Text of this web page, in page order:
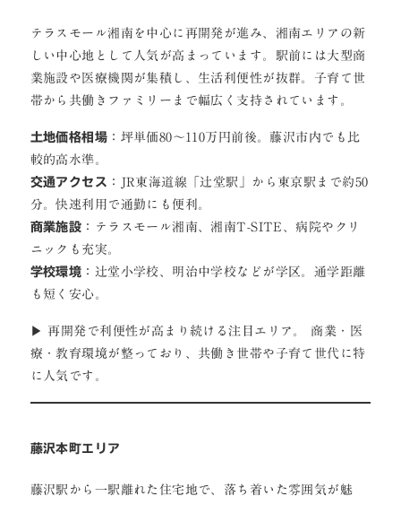
テラスモール湘南を中心に再開発が進み、湘南エリアの新
しい中心地として人気が高まっています。駅前には大型商
業施設や医療機関が集積し、生活利便性が抜群。子育て世
帯から共働きファミリーまで幅広く支持されています。
土地価格相場 ：坪単価80〜110万円前後。藤沢市内でも比
較的高水準。
交通アクセス ：JR東海道線「辻堂駅」から東京駅まで約50
分。快速利用で通勤にも便利。
商業施設 ：テラスモール湘南、湘南T-SITE、病院やクリ
ニックも充実。
学校環境 ：辻堂小学校、明治中学校などが学区。通学距離
も短く安心。
▶ 再開発で利便性が高まり続ける注目エリア。 商業・医
療・教育環境が整っており、共働き世帯や子育て世代に特
に人気です。
藤沢本町エリア
藤沢駅から一駅離れた住宅地で、落ち着いた雰囲気が魅